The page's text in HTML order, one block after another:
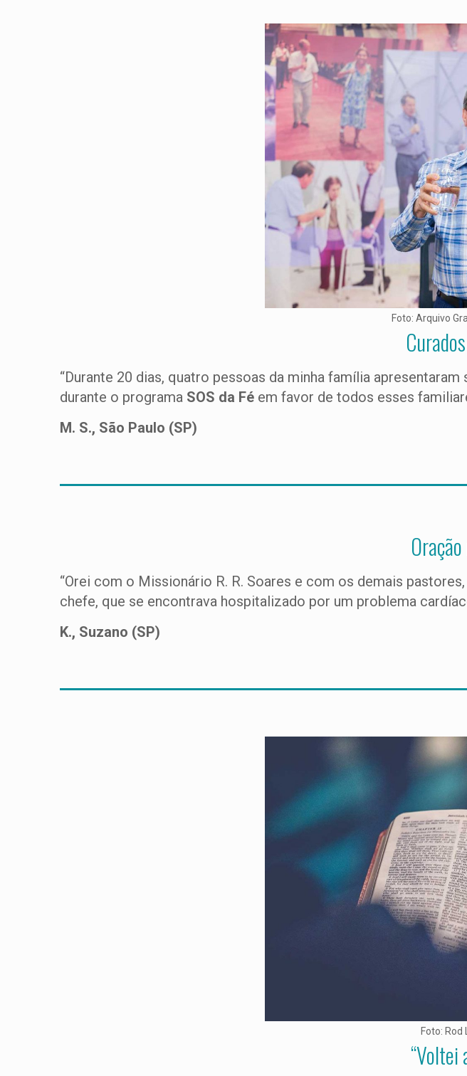
Foto: Arquivo
“Durante 20 dias, quatro pessoas da minha família
durante o programa SOS da Fé em favor de todos esses
M. S., São Paulo (SP)
“Orei com o Missionário R. R. Soares e com os demais
chefe, que se encontrava hospitalizado por um problema
K., Suzano (SP)
Foto: Rod
“Voltei